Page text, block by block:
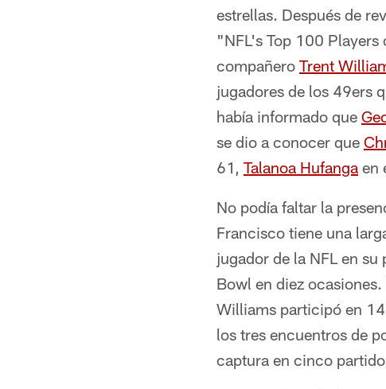
estrellas. Después de
"NFL's Top 100
compañero Trent
jugadores de los 49ers
había informado que
se dio a conocer que
61, Talanoa Hufanga en
No podía faltar la
Francisco tiene una
jugador de la NFL en
Bowl en diez
Williams participó en
los tres encuentros de
captura en cinco